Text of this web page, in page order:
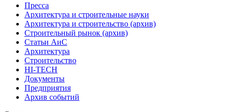
Пресса
Архитектура и строительные науки
Архитектура и строительство (архив)
Строительный рынок (архив)
Статьи АиС
Архитектура
Строительство
HI-TECH
Документы
Предприятия
Архив событий